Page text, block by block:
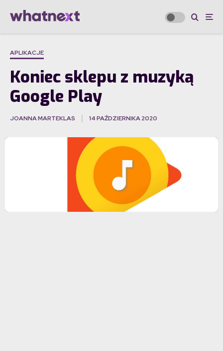
APLIKACJE
Koniec sklepu z muzyką
Google Play
JOANNA MARTEKLAS 14 PAŹDZIERNIKA 2020